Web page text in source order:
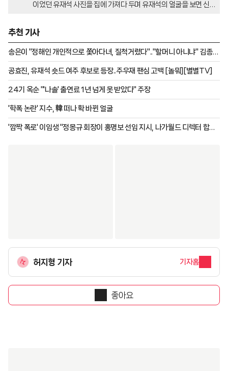
이었던 유재석 사진을 집에 가져다 두며 유재석의 얼굴을 보면 신난
추천 기사
송은이 "정해인 개인적으로 쫓아다녀, 질척거렸다".."할머니 아니냐" 김종국
일갈 [옥문아]
공효진, 유재석 숏드 여주 후보로 등장..주우재 팬심 고백 [놀뭐][별별TV]
24기 옥순 "'나솔' 출연료 1년 넘게 못 받았다" 주장
'학폭 논란' 지수, 韓 떠나 확 바뀐 얼굴
'깜짝 폭로' 이임생 "정몽규 회장이 홍명보 선임 지시, 나가월드 디렉터 합의
허지형 기자 기자홈
좋아요